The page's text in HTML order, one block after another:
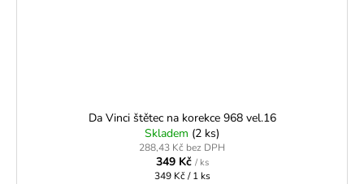
Da Vinci štětec na korekce 968 vel.16
Skladem (2 ks)
288,43 Kč bez DPH
349 Kč / ks
Měrná
349 Kč / 1 ks